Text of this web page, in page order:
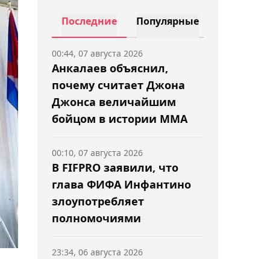
Последние Популярные
Анкалаев объяснил,
почему считает Джона
Джонса величайшим
бойцом в истории ММА
00:44, 07 августа 2026
В FIFPRO заявили, что
глава ФИФА Инфантино
злоупотребляет
полномочиями
00:10, 07 августа 2026
23:34, 06 августа 2026